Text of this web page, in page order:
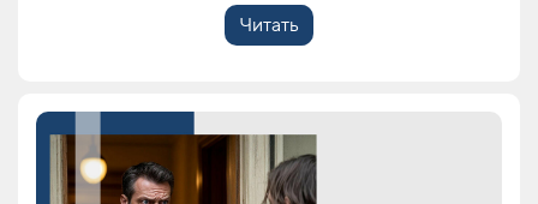
Читать